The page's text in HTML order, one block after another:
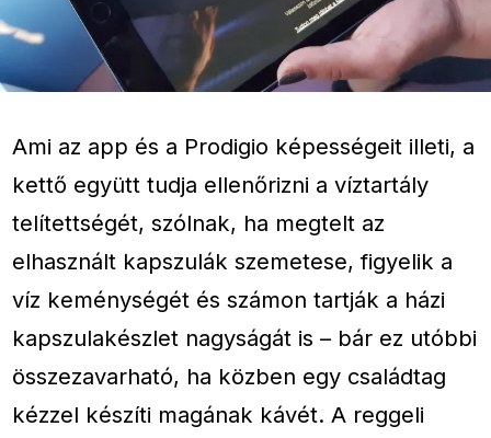
Ami az app és a Prodigio képességeit illeti, a
kettő együtt tudja ellenőrizni a víztartály
telítettségét, szólnak, ha megtelt az
elhasznált kapszulák szemetese, figyelik a
víz keménységét és számon tartják a házi
kapszulakészlet nagyságát is – bár ez utóbbi
összezavarható, ha közben egy családtag
kézzel készíti magának kávét. A reggeli